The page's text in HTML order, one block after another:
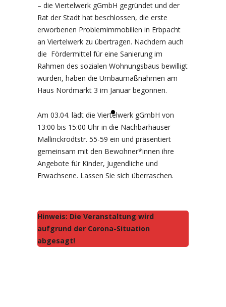
– die Viertelwerk gGmbH gegründet und der
Rat der Stadt hat beschlossen, die erste
erworbenen Problemimmobilien in Erbpacht
an Viertelwerk zu übertragen. Nachdem auch
die Fördermittel für eine Sanierung im
Rahmen des sozialen Wohnungsbaus bewilligt
wurden, haben die Umbaumaßnahmen am
Haus Nordmarkt 3 im Januar begonnen.
Am 03.04. lädt die Viertelwerk gGmbH von
13:00 bis 15:00 Uhr in die Nachbarhäuser
Mallinckrodtstr. 55-59 ein und präsentiert
gemeinsam mit den Bewohner*innen ihre
Angebote für Kinder, Jugendliche und
Erwachsene. Lassen Sie sich überraschen.
Hinweis: Die Veranstaltung wird
aufgrund der Corona-Situation
abgesagt!